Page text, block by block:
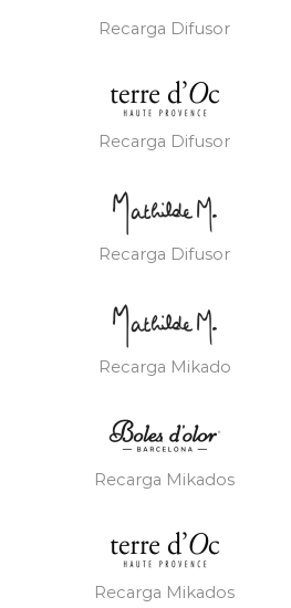
Recarga Difusor
Recarga Difusor
Recarga Difusor
Recarga Mikado
Recarga Mikados
Recarga Mikados